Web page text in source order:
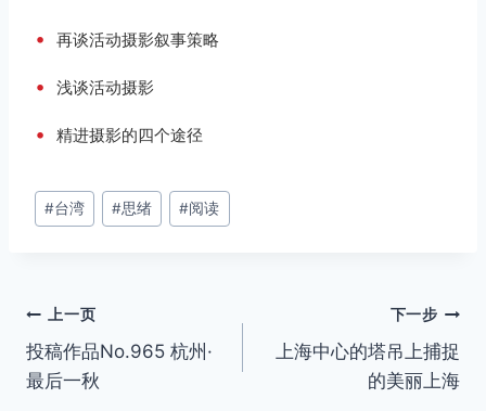
• 再谈活动摄影叙事策略
• 浅谈活动摄影
• 精进摄影的四个途径
文
章
#台湾 #思绪 #阅读
文
章
上一页
投稿作品No.965 杭州·
最后一秋
下一步
上海中心的塔吊上捕捉
的美丽上海